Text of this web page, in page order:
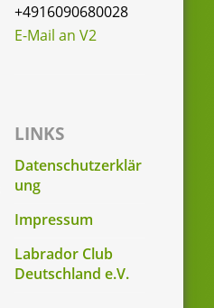
+4916090680028
E-Mail an V2
LINKS
Datenschutzerklär
ung
Impressum
Labrador Club
Deutschland e.V.